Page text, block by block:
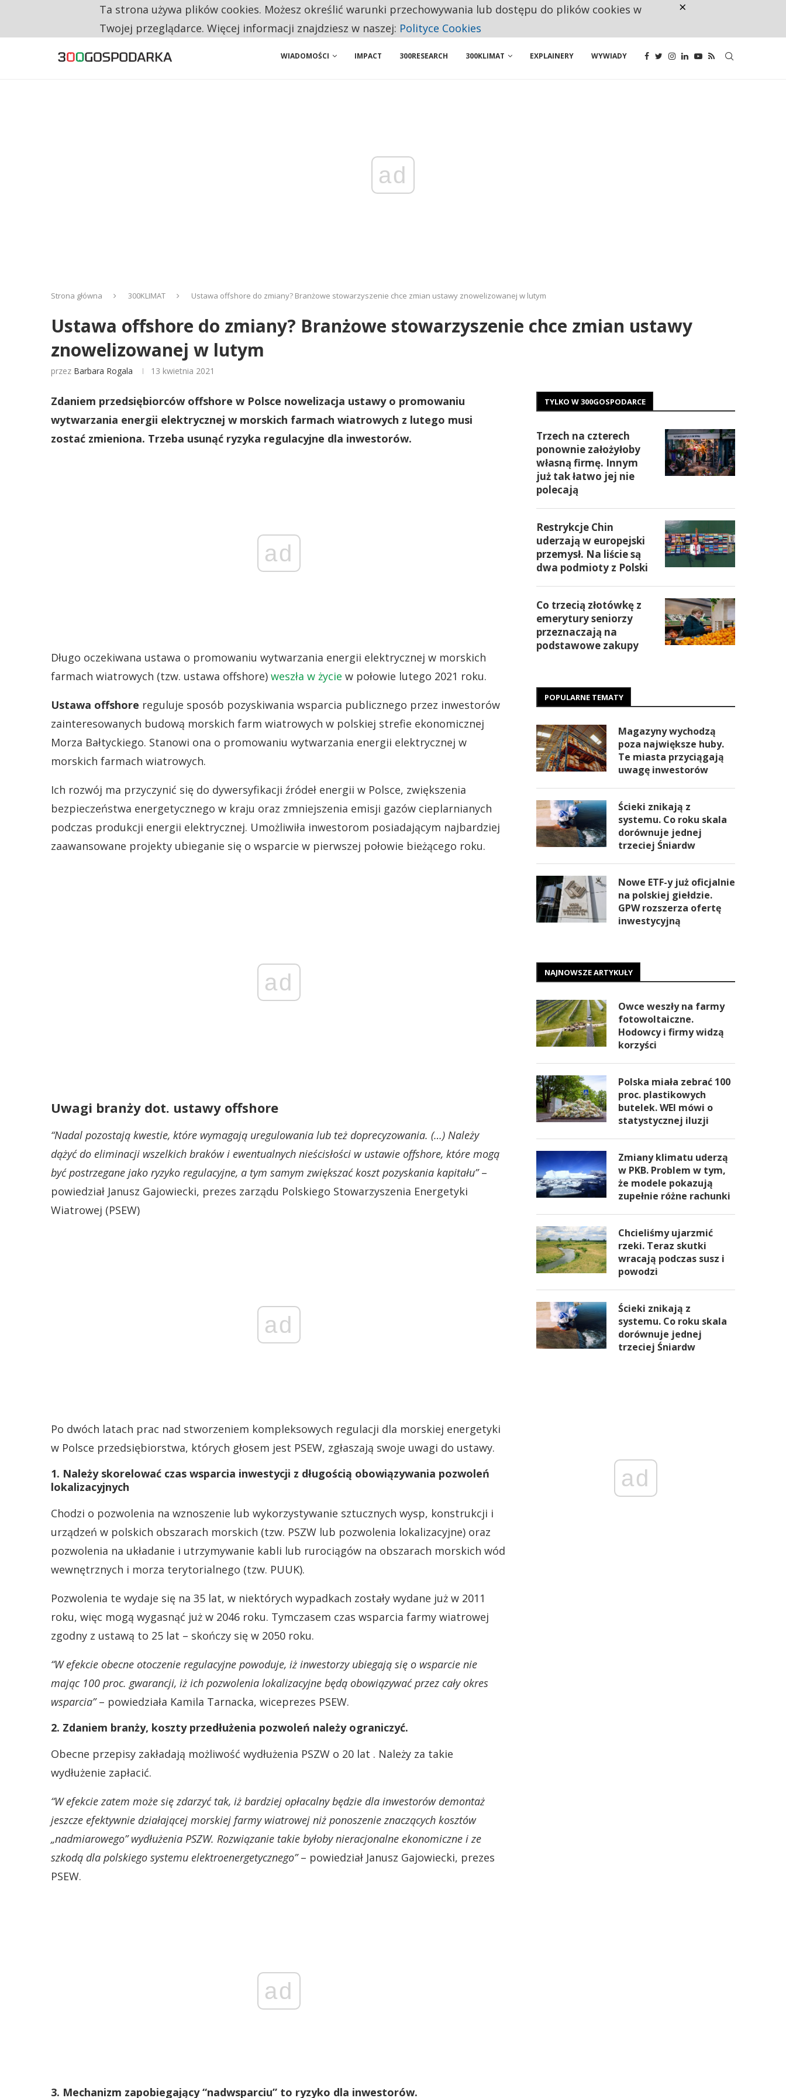
CO TRZECIĄ ZŁOTÓWKĘ Z EMERYTURY SENIORZY PRZEZNACZAJĄ NA PODSTAWOWE ZAKUPY
WIADOMOŚCI IMPACT 300RESEARCH 300KLIMAT EXPLAINERY WYWIADY
ad
Strona główna 300KLIMAT Ustawa offshore do zmiany? Branżowe stowarzyszenie chce zmian ustawy znowelizowanej w lutym
Ustawa offshore do zmiany? Branżowe stowarzyszenie chce zmian ustawy
znowelizowanej w lutym
przez Barbara Rogala 13 kwietnia 2021
Zdaniem przedsiębiorców offshore w Polsce nowelizacja ustawy o promowaniu
wytwarzania energii elektrycznej w morskich farmach wiatrowych z lutego musi
zostać zmieniona. Trzeba usunąć ryzyka regulacyjne dla inwestorów.
ad
Długo oczekiwana ustawa o promowaniu wytwarzania energii elektrycznej w morskich
farmach wiatrowych (tzw. ustawa offshore) weszła w życie w połowie lutego 2021 roku.
Ustawa offshore reguluje sposób pozyskiwania wsparcia publicznego przez inwestorów
zainteresowanych budową morskich farm wiatrowych w polskiej strefie ekonomicznej
Morza Bałtyckiego. Stanowi ona o promowaniu wytwarzania energii elektrycznej w
morskich farmach wiatrowych.
Ich rozwój ma przyczynić się do dywersyfikacji źródeł energii w Polsce, zwiększenia
bezpieczeństwa energetycznego w kraju oraz zmniejszenia emisji gazów cieplarnianych
podczas produkcji energii elektrycznej. Umożliwiła inwestorom posiadającym najbardziej
zaawansowane projekty ubieganie się o wsparcie w pierwszej połowie bieżącego roku.
ad
Uwagi branży dot. ustawy offshore
“Nadal pozostają kwestie, które wymagają uregulowania lub też doprecyzowania. (…) Należy
dążyć do eliminacji wszelkich braków i ewentualnych nieścisłości w ustawie offshore, które mogą
być postrzegane jako ryzyko regulacyjne, a tym samym zwiększać koszt pozyskania kapitału”–
powiedział Janusz Gajowiecki, prezes zarządu Polskiego Stowarzyszenia Energetyki
Wiatrowej (PSEW)
ad
Po dwóch latach prac nad stworzeniem kompleksowych regulacji dla morskiej energetyki
w Polsce przedsiębiorstwa, których głosem jest PSEW, zgłaszają swoje uwagi do ustawy.
1. Należy skorelować czas wsparcia inwestycji z długością obowiązywania pozwoleń
lokalizacyjnych
Chodzi o pozwolenia na wznoszenie lub wykorzystywanie sztucznych wysp, konstrukcji i
urządzeń w polskich obszarach morskich (tzw. PSZW lub pozwolenia lokalizacyjne) oraz
pozwolenia na układanie i utrzymywanie kabli lub rurociągów na obszarach morskich wód
wewnętrznych i morza terytorialnego (tzw. PUUK).
Pozwolenia te wydaje się na 35 lat, w niektórych wypadkach zostały wydane już w 2011
roku, więc mogą wygasnąć już w 2046 roku. Tymczasem czas wsparcia farmy wiatrowej
zgodny z ustawą to 25 lat – skończy się w 2050 roku.
“W efekcie obecne otoczenie regulacyjne powoduje, iż inwestorzy ubiegają się o wsparcie nie
mając 100 proc. gwarancji, iż ich pozwolenia lokalizacyjne będą obowiązywać przez cały okres
wsparcia”– powiedziała Kamila Tarnacka, wiceprezes PSEW.
2. Zdaniem branży, koszty przedłużenia pozwoleń należy ograniczyć.
Obecne przepisy zakładają możliwość wydłużenia PSZW o 20 lat . Należy za takie
wydłużenie zapłacić.
“W efekcie zatem może się zdarzyć tak, iż bardziej opłacalny będzie dla inwestorów demontaż
jeszcze efektywnie działającej morskiej farmy wiatrowej niż ponoszenie znaczących kosztów
„nadmiarowego” wydłużenia PSZW. Rozwiązanie takie byłoby nieracjonalne ekonomiczne i ze
szkodą dla polskiego systemu elektroenergetycznego”– powiedział Janusz Gajowiecki, prezes
PSEW.
ad
3. Mechanizm zapobiegający “nadwsparciu” to ryzyko dla inwestorów.
TYLKO W 300GOSPODARCE
Trzech na czterech
ponownie założyłoby
własną firmę. Innym
już tak łatwo jej nie
polecają
Restrykcje Chin
uderzają w europejski
przemysł. Na liście są
dwa podmioty z Polski
Co trzecią złotówkę z
emerytury seniorzy
przeznaczają na
podstawowe zakupy
POPULARNE TEMATY
Magazyny wychodzą
poza największe huby.
Te miasta przyciągają
uwagę inwestorów
Ścieki znikają z
systemu. Co roku skala
dorównuje jednej
trzeciej Śniardw
Nowe ETF-y już oficjalnie
na polskiej giełdzie.
GPW rozszerza ofertę
inwestycyjną
NAJNOWSZE ARTYKUŁY
Owce weszły na farmy
fotowoltaiczne.
Hodowcy i firmy widzą
korzyści
Polska miała zebrać 100
proc. plastikowych
butelek. WEI mówi o
statystycznej iluzji
Zmiany klimatu uderzą
w PKB. Problem w tym,
że modele pokazują
zupełnie różne rachunki
Chcieliśmy ujarzmić
rzeki. Teraz skutki
wracają podczas susz i
powodzi
Ścieki znikają z
systemu. Co roku skala
dorównuje jednej
trzeciej Śniardw
ad
Ta strona używa plików cookies. Możesz określić warunki przechowywania lub dostępu do plików cookies w
Twojej przeglądarce. Więcej informacji znajdziesz w naszej: Polityce Cookies
×